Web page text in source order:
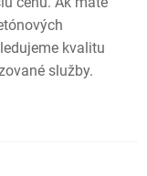
kvalitu
služby.